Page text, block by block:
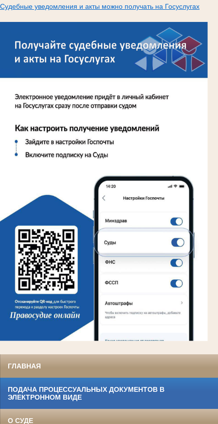
Судебные уведомления и акты можно получать на Госуслугах
ГЛАВНАЯ
ПОДАЧА ПРОЦЕССУАЛЬНЫХ ДОКУМЕНТОВ В
ЭЛЕКТРОННОМ ВИДЕ
О СУДЕ